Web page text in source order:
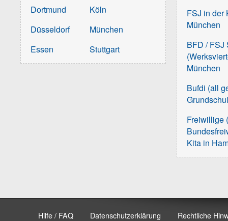
Dortmund
Düsseldorf
Essen
Köln
München
Stuttgart
FSJ in der
München
BFD / FSJ
München
Bufdi (all
Freiwillige
Kita in
Hilfe / FAQ Datenschutzerklärung Rechtliche